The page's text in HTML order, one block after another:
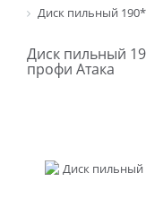
Диск пильный
Диск пильный
профи Атака